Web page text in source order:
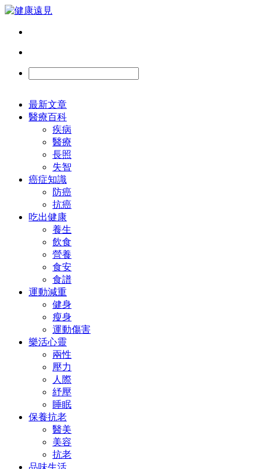
最新文章
醫療百科
疾病
醫療
長照
失智
癌症知識
防癌
抗癌
吃出健康
養生
飲食
營養
食安
食譜
運動減重
健身
瘦身
運動傷害
樂活心靈
兩性
壓力
人際
紓壓
睡眠
保養抗老
醫美
美容
抗老
品味生活